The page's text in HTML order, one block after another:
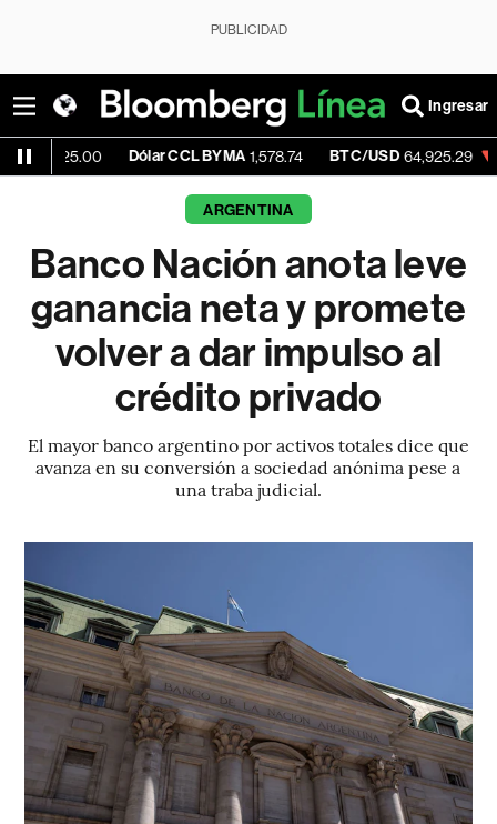
PUBLICIDAD
Ingresar
Dólar CCL BYMA 1,578.74 BTC/USD 64,925.29 -0.17%
ARGENTINA
Banco Nación anota leve
ganancia neta y promete
volver a dar impulso al
crédito privado
El mayor banco argentino por activos totales dice que
avanza en su conversión a sociedad anónima pese a
una traba judicial.